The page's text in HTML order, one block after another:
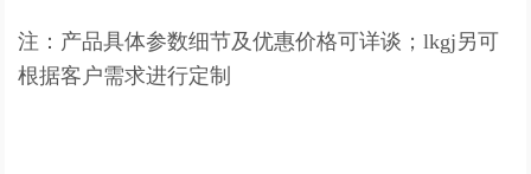
注：产品具体参数细节及优惠价格可详谈；lkgj另可
根据客户需求进行定制